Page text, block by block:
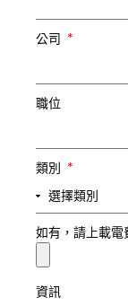
公司
職位
類別
如有，請上載電
資訊